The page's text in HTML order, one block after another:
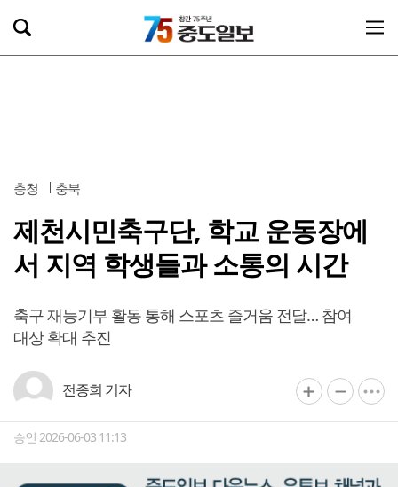
충청 충북
제천시민축구단, 학교 운동장에
서 지역 학생들과 소통의 시간
축구 재능기부 활동 통해 스포츠 즐거움 전달… 참여
대상 확대 추진
전종희 기자
승인 2026-06-03 11:13